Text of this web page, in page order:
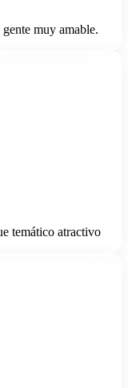
muy amable.
temático atractivo